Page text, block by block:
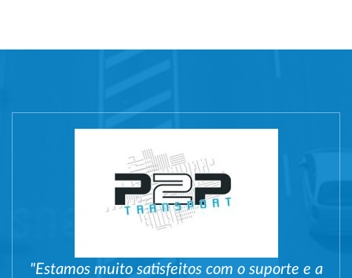
"Estamos muito satisfeitos com o suporte e a